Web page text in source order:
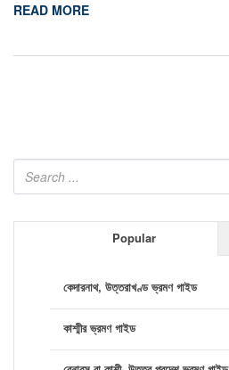
READ MORE
Popular
কেদারনাথ, উত্তরাখণ্ড ভ্রমণ গাইড
কাশ্মীর ভ্রমণ গাইড